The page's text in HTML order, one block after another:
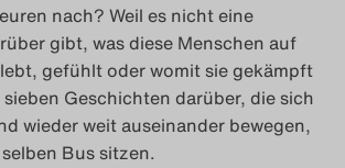
nach? Weil es nicht eine
gibt, was diese Menschen auf
gefühlt oder womit sie gekämpft
Geschichten darüber, die sich
wieder weit auseinander bewegen,
Bus sitzen.